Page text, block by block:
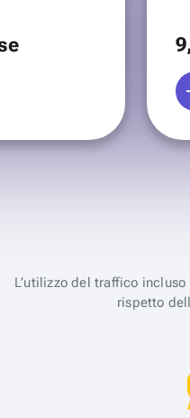
9
L’utilizzo del traffico
rispetto